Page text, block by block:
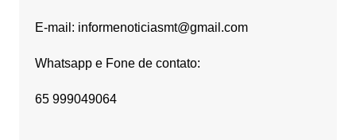
E-mail: informenoticiasmt@gmail.com
Whatsapp e Fone de contato:
65 999049064